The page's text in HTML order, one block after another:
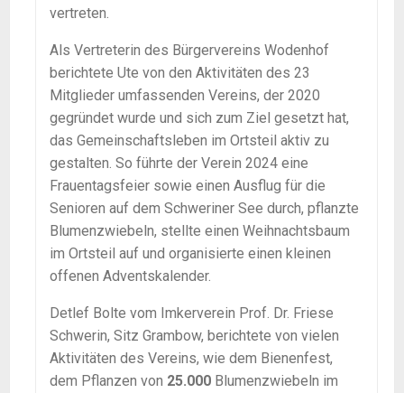
vertreten.
Als Vertreterin des Bürgervereins Wodenhof
berichtete Ute von den Aktivitäten des 23
Mitglieder umfassenden Vereins, der 2020
gegründet wurde und sich zum Ziel gesetzt hat,
das Gemeinschaftsleben im Ortsteil aktiv zu
gestalten. So führte der Verein 2024 eine
Frauentagsfeier sowie einen Ausflug für die
Senioren auf dem Schweriner See durch, pflanzte
Blumenzwiebeln, stellte einen Weihnachtsbaum
im Ortsteil auf und organisierte einen kleinen
offenen Adventskalender.
Detlef Bolte vom Imkerverein Prof. Dr. Friese
Schwerin, Sitz Grambow, berichtete von vielen
Aktivitäten des Vereins, wie dem Bienenfest,
dem Pflanzen von 25.000 Blumenzwiebeln im